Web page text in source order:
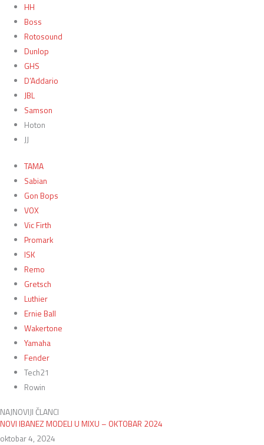
HH
Boss
Rotosound
Dunlop
GHS
D’Addario
JBL
Samson
Hoton
JJ
TAMA
Sabian
Gon Bops
VOX
Vic Firth
Promark
ISK
Remo
Gretsch
Luthier
Ernie Ball
Wakertone
Yamaha
Fender
Tech21
Rowin
NAJNOVIJI ČLANCI
NOVI IBANEZ MODELI U MIXU – OKTOBAR 2024
oktobar 4, 2024